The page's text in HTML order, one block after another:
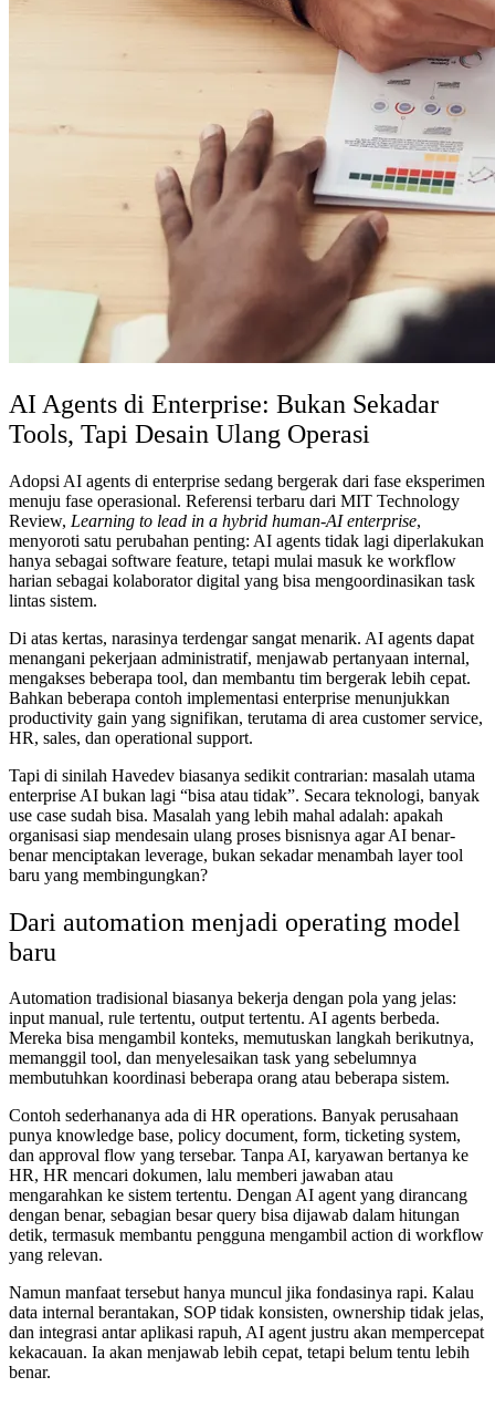
AI Agents di Enterprise: Bukan Sekadar
Tools, Tapi Desain Ulang Operasi
Adopsi AI agents di enterprise sedang bergerak dari fase eksperimen
menuju fase operasional. Referensi terbaru dari MIT Technology
Review, Learning to lead in a hybrid human-AI enterprise,
menyoroti satu perubahan penting: AI agents tidak lagi diperlakukan
hanya sebagai software feature, tetapi mulai masuk ke workflow
harian sebagai kolaborator digital yang bisa mengoordinasikan task
lintas sistem.
Di atas kertas, narasinya terdengar sangat menarik. AI agents dapat
menangani pekerjaan administratif, menjawab pertanyaan internal,
mengakses beberapa tool, dan membantu tim bergerak lebih cepat.
Bahkan beberapa contoh implementasi enterprise menunjukkan
productivity gain yang signifikan, terutama di area customer service,
HR, sales, dan operational support.
Tapi di sinilah Havedev biasanya sedikit contrarian: masalah utama
enterprise AI bukan lagi “bisa atau tidak”. Secara teknologi, banyak
use case sudah bisa. Masalah yang lebih mahal adalah: apakah
organisasi siap mendesain ulang proses bisnisnya agar AI benar-
benar menciptakan leverage, bukan sekadar menambah layer tool
baru yang membingungkan?
Dari automation menjadi operating model
baru
Automation tradisional biasanya bekerja dengan pola yang jelas:
input manual, rule tertentu, output tertentu. AI agents berbeda.
Mereka bisa mengambil konteks, memutuskan langkah berikutnya,
memanggil tool, dan menyelesaikan task yang sebelumnya
membutuhkan koordinasi beberapa orang atau beberapa sistem.
Contoh sederhananya ada di HR operations. Banyak perusahaan
punya knowledge base, policy document, form, ticketing system,
dan approval flow yang tersebar. Tanpa AI, karyawan bertanya ke
HR, HR mencari dokumen, lalu memberi jawaban atau
mengarahkan ke sistem tertentu. Dengan AI agent yang dirancang
dengan benar, sebagian besar query bisa dijawab dalam hitungan
detik, termasuk membantu pengguna mengambil action di workflow
yang relevan.
Namun manfaat tersebut hanya muncul jika fondasinya rapi. Kalau
data internal berantakan, SOP tidak konsisten, ownership tidak jelas,
dan integrasi antar aplikasi rapuh, AI agent justru akan mempercepat
kekacauan. Ia akan menjawab lebih cepat, tetapi belum tentu lebih
benar.